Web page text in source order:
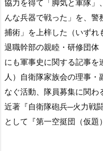
協力を得て「脚気と軍隊」
んな兵器で戦った」を、
捕術」を上梓した（いずれ
退職幹部の親睦・研修団体
にも軍事史に関する記事
人）自衛隊家族会の理事
なぐ活動、隊員募集に関わ
近著『自衛隊砲兵─火力戦
として『第一空挺団（仮題